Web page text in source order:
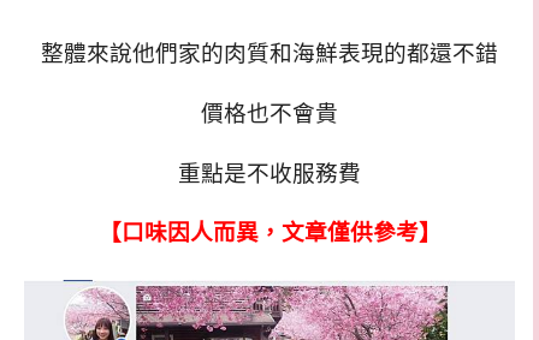
整體來說他們家的肉質和海鮮表現的都還不錯
價格也不會貴
重點是不收服務費
【口味因人而異，文章僅供參考】